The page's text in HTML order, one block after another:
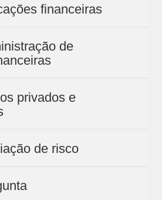
financeiras
de
privados e
de risco